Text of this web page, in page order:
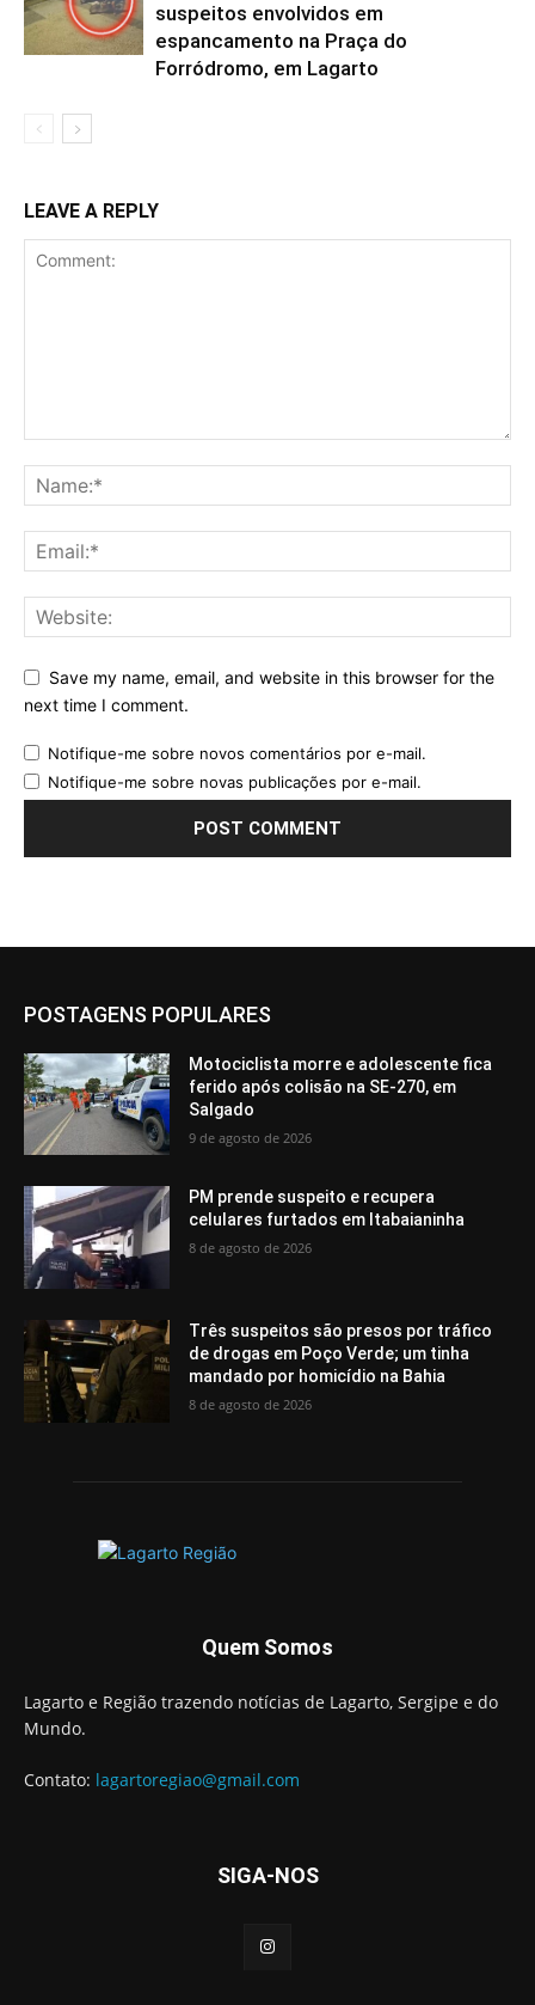
suspeitos envolvidos em
espancamento na Praça do
Forródromo, em Lagarto
LEAVE A REPLY
Save my name, email, and website in this browser for the
next time I comment.
Notifique-me sobre novos comentários por e-mail.
Notifique-me sobre novas publicações por e-mail.
POSTAGENS POPULARES
Motociclista morre e adolescente fica
ferido após colisão na SE-270, em
Salgado
9 de agosto de 2026
PM prende suspeito e recupera
celulares furtados em Itabaianinha
8 de agosto de 2026
Três suspeitos são presos por tráfico
de drogas em Poço Verde; um tinha
mandado por homicídio na Bahia
8 de agosto de 2026
Quem Somos
Lagarto e Região trazendo notícias de Lagarto, Sergipe e do
Mundo.
Contato: lagartoregiao@gmail.com
SIGA-NOS